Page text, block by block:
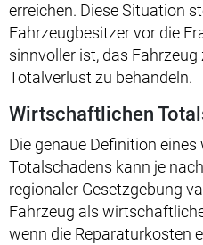
erreichen. Diese Situation
Fahrzeugbesitzer vor die
sinnvoller ist, das
Totalverlust zu behandeln.
Wirtschaftlichen
Die genaue Definition
Totalschadens kann je
regionaler Gesetzgebung
Fahrzeug als
wenn die Reparaturkosten